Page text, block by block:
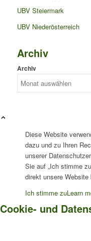
UBV Steiermark
UBV Niederösterreich
Archiv
Archiv
Diese Website
dazu und zu Ihren
unserer
Sie auf „Ich stimme
direkt unsere
Ich stimme zuLearn
Cookie- und